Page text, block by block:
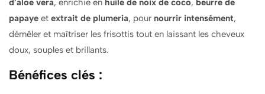
d’aloe vera, enrichie en huile de noix de coco, beurre de
papaye et extrait de plumeria, pour nourrir intensément,
démêler et maîtriser les frisottis tout en laissant les cheveux
doux, souples et brillants.
Bénéfices clés :